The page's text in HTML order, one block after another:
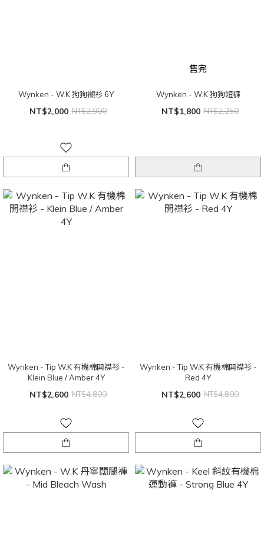
Wynken - W.K 狗狗襯衫 6Y
NT$2,000 NT$2,900
售完
Wynken - W.K 狗狗短褲
NT$1,800 NT$2,250
Wynken - Tip W.K 有機棉開襟衫 -
Klein Blue / Amber 4Y
NT$2,600 NT$4,800
Wynken - Tip W.K 有機棉開襟衫 -
Red 4Y
NT$2,600 NT$4,800